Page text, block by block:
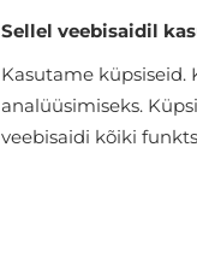
Sellel veebisaidil
Kasutame küpsiseid.
analüüsimiseks.
veebisaidi kõiki